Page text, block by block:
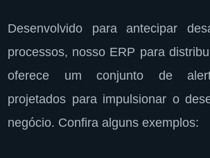
Desenvolvido para antecipar
processos, nosso ERP para
oferece um conjunto de
projetados para impulsionar o
negócio. Confira alguns exemplos: